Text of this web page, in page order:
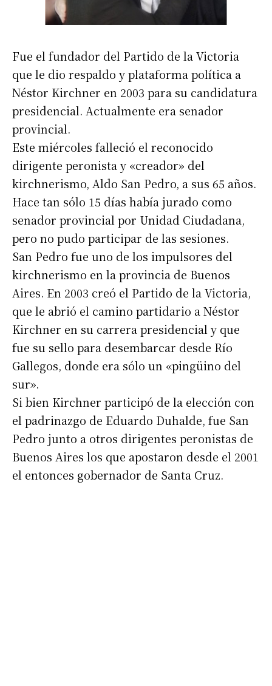
Fue el fundador del Partido de la Victoria
que le dio respaldo y plataforma política a
Néstor Kirchner en 2003 para su candidatura
presidencial. Actualmente era senador
provincial.
Este miércoles falleció el reconocido
dirigente peronista y «creador» del
kirchnerismo, Aldo San Pedro, a sus 65 años.
Hace tan sólo 15 días había jurado como
senador provincial por Unidad Ciudadana,
pero no pudo participar de las sesiones.
San Pedro fue uno de los impulsores del
kirchnerismo en la provincia de Buenos
Aires. En 2003 creó el Partido de la Victoria,
que le abrió el camino partidario a Néstor
Kirchner en su carrera presidencial y que
fue su sello para desembarcar desde Río
Gallegos, donde era sólo un «pingüino del
sur».
Si bien Kirchner participó de la elección con
el padrinazgo de Eduardo Duhalde, fue San
Pedro junto a otros dirigentes peronistas de
Buenos Aires los que apostaron desde el 2001
el entonces gobernador de Santa Cruz.